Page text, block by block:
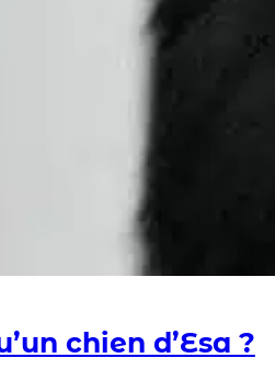
chien d’Esa ?